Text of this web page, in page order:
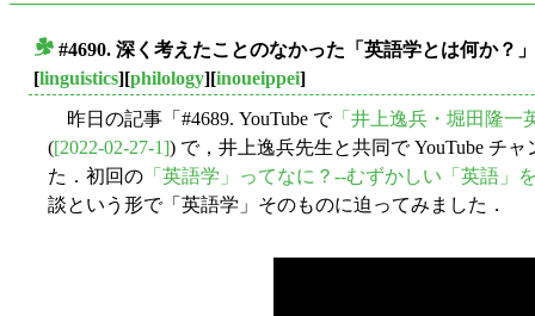
#4690. 深く考えたことのなかった「英語学とは何か？」
[linguistics][philology][inoueippei]
昨日の記事「#4689. YouTube で「井上逸兵・堀田隆一
([2022-02-27-1]) で，井上逸兵先生と共同で YouTube チ
た．初回の 「英語学」ってなに？--むずかしい「英語」
談という形で「英語学」そのものに迫ってみました．